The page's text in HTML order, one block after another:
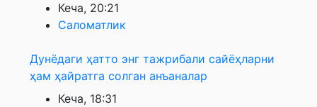
Кеча, 20:21
Саломатлик
Дунёдаги ҳатто энг тажрибали сайёҳларни
ҳам ҳайратга солган анъаналар
Кеча, 18:31